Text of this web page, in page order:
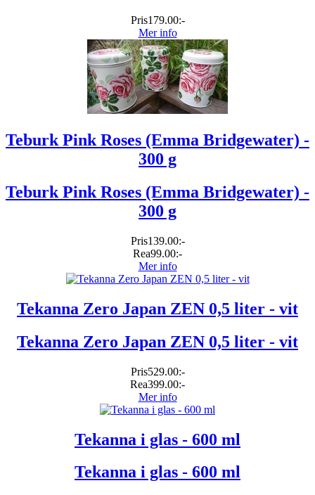
Pris179.00:-
Mer info
Teburk Pink Roses (Emma Bridgewater) -
300 g
Teburk Pink Roses (Emma Bridgewater) -
300 g
Pris139.00:-
Rea99.00:-
Mer info
Tekanna Zero Japan ZEN 0,5 liter - vit
Tekanna Zero Japan ZEN 0,5 liter - vit
Pris529.00:-
Rea399.00:-
Mer info
Tekanna i glas - 600 ml
Tekanna i glas - 600 ml